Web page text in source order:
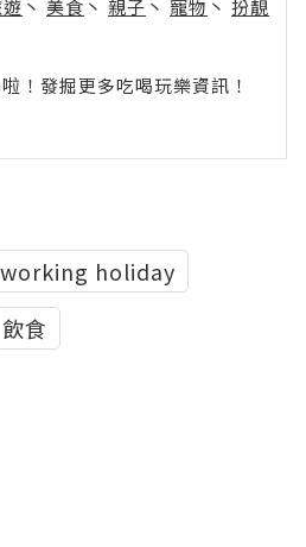
丶 美食 丶 親子 丶 寵物 丶 扮靚
！發掘更多吃喝玩樂資訊！
working holiday
飲食